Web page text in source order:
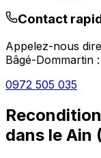
Contact
Appelez-nous
Bâgé-Dommartin :
0972 505 035
dans le Ain